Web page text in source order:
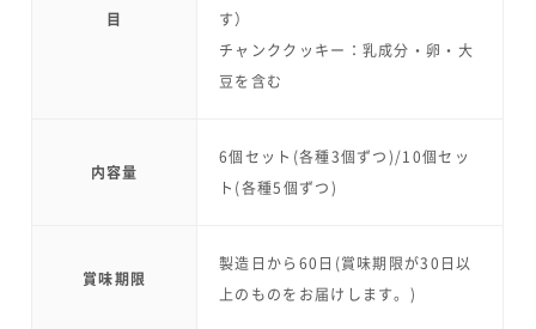
目
す）
チャンククッキー：乳成分・卵・大
豆を含む
内容量
6個セット(各種3個ずつ)/10個セッ
ト(各種5個ずつ)
賞味期限
製造日から60日(賞味期限が30日以
上のものをお届けします。)